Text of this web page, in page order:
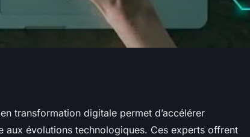
un
transformation digitale permet d’accélérer
aux évolutions technologiques. Ces experts offrent